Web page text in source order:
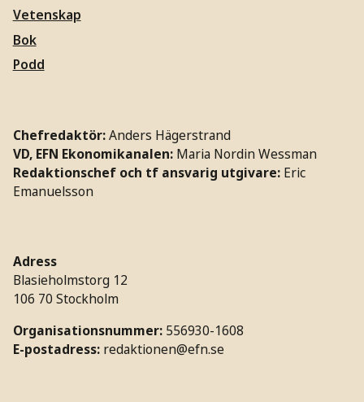
Vetenskap
Bok
Podd
Chefredaktör:Anders Hägerstrand
VD, EFN Ekonomikanalen: Maria Nordin Wessman
Redaktionschef och tf ansvarig utgivare: Eric
Emanuelsson
Adress
Blasieholmstorg 12
106 70 Stockholm
Organisationsnummer: 556930-1608
E-postadress: redaktionen@efn.se